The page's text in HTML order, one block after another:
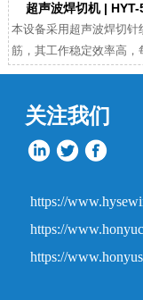
超声波焊切机 |
本设备采用超声波焊切针
筋，其工作稳定效率高，
多能切割并焊接或单独切
关注我们
https://
https://
https://